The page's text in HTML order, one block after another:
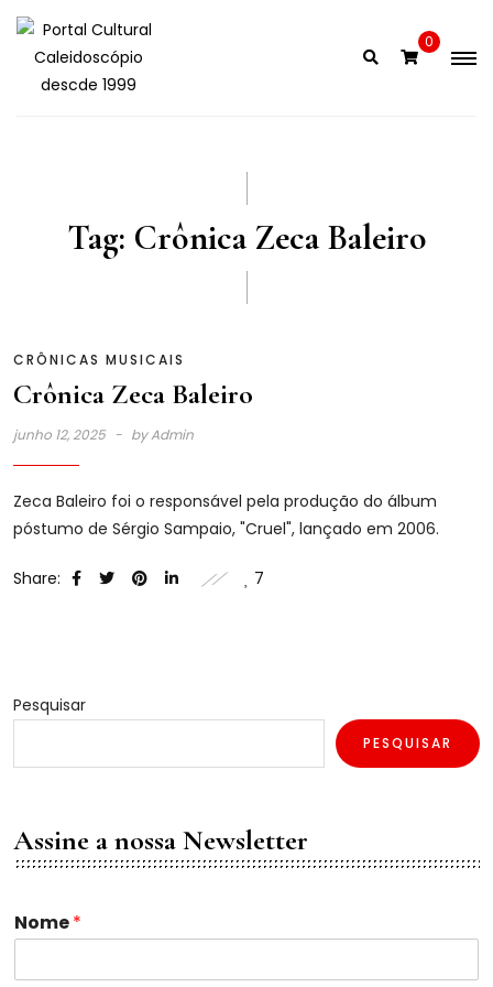
Skip
content
0
Tag: Crônica Zeca Baleiro
CRÔNICAS MUSICAIS
Crônica Zeca Baleiro
junho 12, 2025 byAdmin
Zeca Baleiro foi o responsável pela produção do álbum
póstumo de Sérgio Sampaio, "Cruel", lançado em 2006.
Share: 7
Pesquisar
PESQUISAR
Assine a nossa Newsletter
Nome*